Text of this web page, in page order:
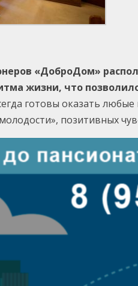
«ДоброДом»
жизни, что
готовы оказать
позитивных